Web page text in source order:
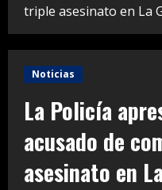
triple asesinato en La
Noticias
La Policía
acusado de
asesinato en